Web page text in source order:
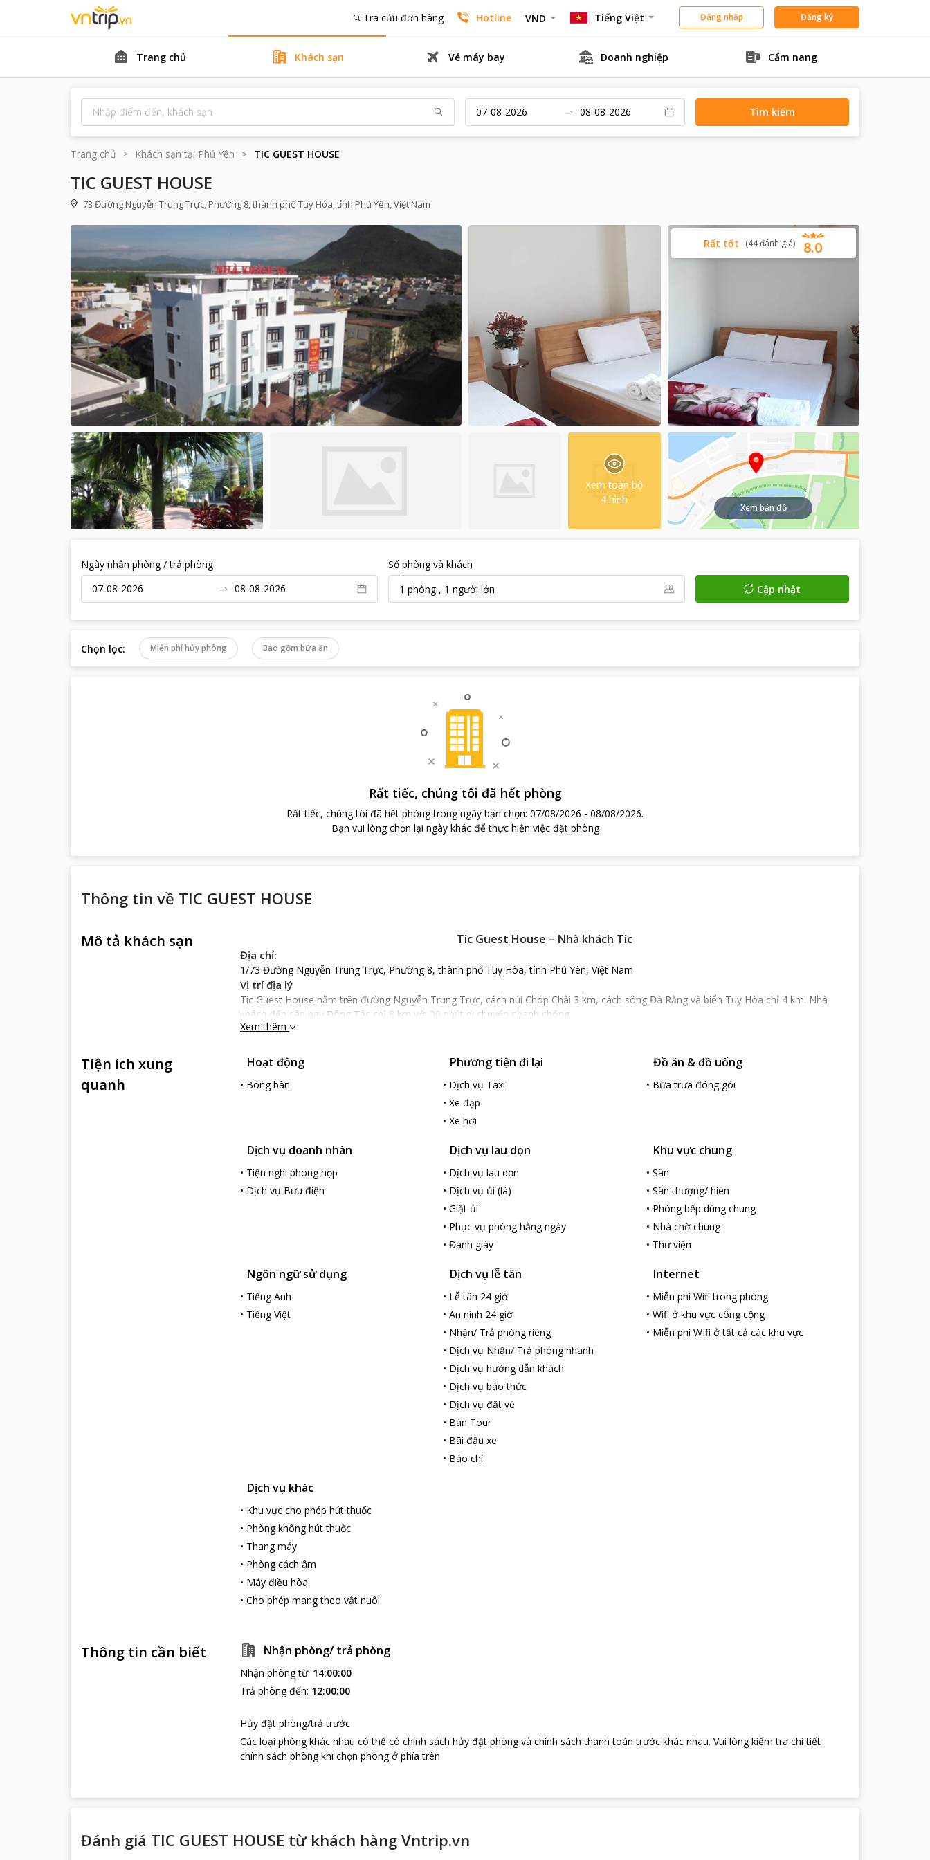
Tra cứu đơn hàng Hotline VND Tiếng Việt Đăng nhập Đăng ký
Trang chủ Khách sạn Vé máy bay Doanh nghiệp Cẩm nang
Tìm kiếm
Trang chủ Khách sạn tại Phú Yên TIC GUEST HOUSE
TIC GUEST HOUSE
73 Đường Nguyễn Trung Trực, Phường 8, thành phố Tuy Hòa, tỉnh Phú Yên, Việt Nam
8.0
Rất tốt (44 đánh giá)
Xem toàn bộ
4 hình
Xem bản đồ
Ngày nhận phòng / trả phòng
Số phòng và khách
1 phòng, 1 người lớn Cập nhật
Chọn lọc: Miễn phí hủy phòng Bao gồm bữa ăn
Rất tiếc, chúng tôi đã hết phòng
Rất tiếc, chúng tôi đã hết phòng trong ngày bạn chọn: 07/08/2026 - 08/08/2026.
Bạn vui lòng chọn lại ngày khác để thực hiện việc đặt phòng
Thông tin về TIC GUEST HOUSE
Mô tả khách sạn Tic Guest House – Nhà khách Tic
Địa chỉ:
1/73 Đường Nguyễn Trung Trực, Phường 8, thành phố Tuy Hòa, tỉnh Phú Yên, Việt Nam
Vị trí địa lý
Tic Guest House nằm trên đường Nguyễn Trung Trực, cách núi Chóp Chài 3 km, cách sông Đà Rằng và biển Tuy Hòa chỉ 4 km. Nhà
khách đến sân bay Đông Tác chỉ 8 km với 20 phút di chuyển nhanh chóng.
Nổi bật
đãng cho căn phòng. Các phòng nghỉ đều có nội thất gỗ sang trọng, nổi bật giữa nền trắng cùng trang thiết bị hiện đại và tiện nghi. Cửa
nhà của mình.
Bên cạnh đó, nhà khách còn có bãi đậu xe riêng miễn phí vô cùng rộng rãi và an toàn , dịch vụ cho mượn xe đạp. Nhân viên nhà khách
vô cùng chuyên nghiệp và hết lòng phục vụ vì du khách. Nhà khách phù hợp với mọi du khách ở mọi lứa tuổi.
Xem thêm
Tiện ích xung
quanh
Hoạt động
• Bóng bàn
Phương tiện đi lại
• Dịch vụ Taxi
•Xe đạp
•Xe hơi
Đồ ăn & đồ uống
• Bữa trưa đóng gói
Dịch vụ doanh nhân
• Tiện nghi phòng họp
• Dịch vụ Bưu điện
Dịch vụ lau dọn
• Dịch vụ lau dọn
• Dịch vụ ủi (là)
•Giặt ủi
• Phục vụ phòng hằng ngày
•Đánh giày
Khu vực chung
• Sân
• Sân thượng/ hiên
• Phòng bếp dùng chung
• Nhà chờ chung
• Thư viện
Ngôn ngữ sử dụng
• Tiếng Anh
• Tiếng Việt
Dịch vụ lễ tân
• Lễ tân 24 giờ
•An ninh 24 giờ
• Nhận/ Trả phòng riêng
• Dịch vụ Nhận/ Trả phòng nhanh
• Dịch vụ hướng dẫn khách
• Dịch vụ báo thức
• Dịch vụ đặt vé
• Bàn Tour
• Bãi đậu xe
• Báo chí
Internet
• Miễn phí Wifi trong phòng
• Wifi ở khu vực công cộng
• Miễn phí WIfi ở tất cả các khu vực
Dịch vụ khác
• Khu vực cho phép hút thuốc
• Phòng không hút thuốc
• Thang máy
• Phòng cách âm
• Máy điều hòa
• Cho phép mang theo vật nuôi
Thông tin cần biết Nhận phòng/ trả phòng
Nhận phòng từ: 14:00:00
Trả phòng đến: 12:00:00
Hủy đặt phòng/trả trước
Các loại phòng khác nhau có thể có chính sách hủy đặt phòng và chính sách thanh toán trước khác nhau. Vui lòng kiểm tra chi tiết
chính sách phòng khi chọn phòng ở phía trên
Đánh giá TIC GUEST HOUSE từ khách hàng Vntrip.vn